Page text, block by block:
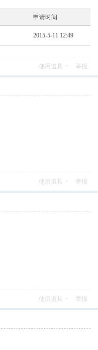
申请时间
2015-5-11 12:49
使用道具 举报
使用道具 举报
使用道具 举报